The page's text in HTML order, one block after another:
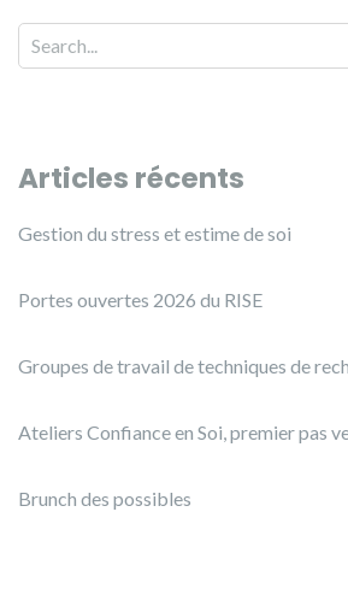
Search for:
Articles récents
Gestion du stress et estime de soi
Portes ouvertes 2026 du RISE
Groupes de travail de techniques de
Ateliers Confiance en Soi, premier pas
Brunch des possibles